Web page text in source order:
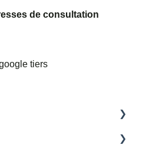
de consultation
tiers